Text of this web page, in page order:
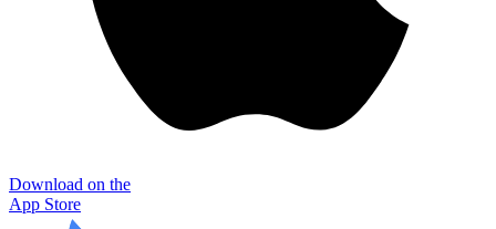
Download on the
App Store